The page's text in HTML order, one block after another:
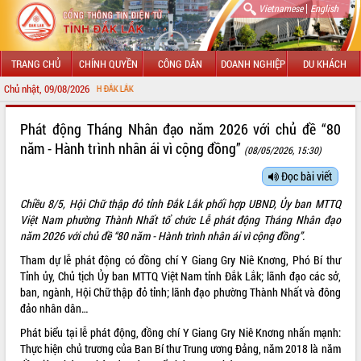
Vietnamese| English
TRANG CHỦ CHÍNH QUYỀN CÔNG DÂN DOANH NGHIỆP DU KHÁCH
Chủ nhật, 09/08/2026
LÃNH ĐẠO UBND TỈNH
SỞ, BAN, NGÀNH
THÔNG TIN CHỈ ĐẠO ĐIỀU HÀNH
HỆ THỐNG VĂN BẢN
VĂN BẢN HĐND TỈNH
Phát động Tháng Nhân đạo năm 2026 với chủ đề “80
năm - Hành trình nhân ái vì cộng đồng” (08/05/2026, 15:30)
Đọc bài viết
Chiều 8/5, Hội Chữ thập đỏ tỉnh Đắk Lắk phối hợp UBND, Ủy ban MTTQ
Việt Nam phường Thành Nhất tổ chức Lễ phát động Tháng Nhân đạo
năm 2026 với chủ đề “80 năm - Hành trình nhân ái vì cộng đồng”.
Tham dự lễ phát động có đồng chí Y Giang Gry Niê Knơng, Phó Bí thư
Tỉnh ủy, Chủ tịch Ủy ban MTTQ Việt Nam tỉnh Đắk Lắk; lãnh đạo các sở,
ban, ngành, Hội Chữ thập đỏ tỉnh; lãnh đạo phường Thành Nhất và đông
đảo nhân dân…
Phát biểu tại lễ phát động, đồng chí Y Giang Gry Niê Knơng nhấn mạnh:
Thực hiện chủ trương của Ban Bí thư Trung ương Đảng, năm 2018 là năm